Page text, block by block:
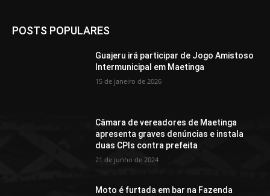
POSTS POPULARES
Guajeru irá participar de Jogo Amistoso
Intermunicipal em Maetinga
15 de janeiro de 2026
Câmara de vereadores de Maetinga
apresenta graves denúncias e instala
duas CPIs contra prefeita
21 de junho de 2024
Moto é furtada em bar na Fazenda